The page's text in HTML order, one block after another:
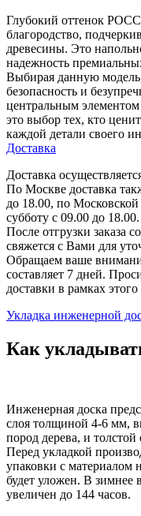
Глубокий оттенок
благородство,
древесины. Это
надежность
Выбирая данную
безопасность и
центральным
это выбор тех, кто
каждой детали своего
Доставка
Доставка
По Москве доставка
до 18.00, по
субботу с 09.00 до 18.00.
После отгрузки заказа
свяжется с Вами для
Обращаем ваше
составляет 7 дней.
доставки в рамках
Укладка инженерной
Как
Инженерная доска
слоя толщиной 4-6 мм,
пород дерева, и
Перед укладкой
упаковки с материалом
будет уложен. В зимнее
увеличен до 144 часов.